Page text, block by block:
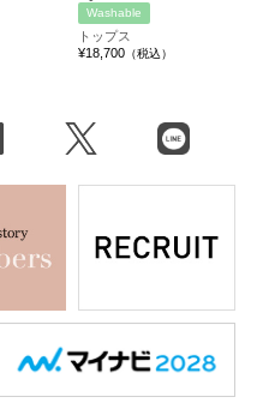
Washable
トップス
¥18,700 （税込）
X（旧Twitter） LINE